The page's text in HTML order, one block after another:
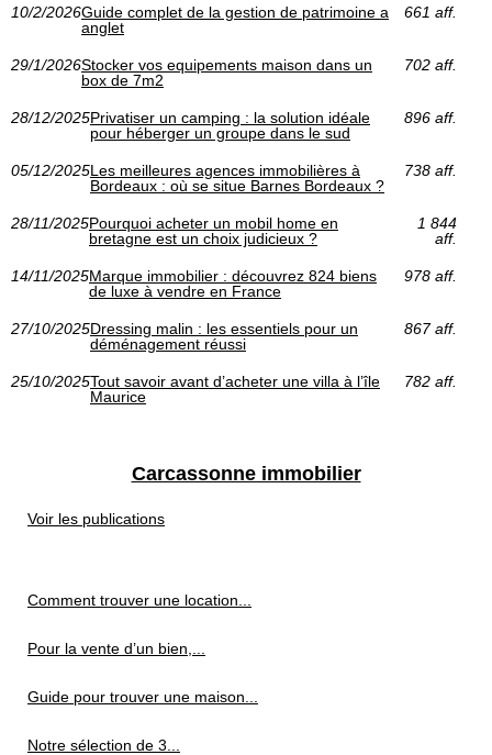
10/2/2026Guide complet de la gestion de patrimoine a
anglet
661 aff.
29/1/2026Stocker vos equipements maison dans un
box de 7m2
702 aff.
28/12/2025Privatiser un camping : la solution idéale
pour héberger un groupe dans le sud
896 aff.
05/12/2025Les meilleures agences immobilières à
Bordeaux : où se situe Barnes Bordeaux ?
738 aff.
28/11/2025Pourquoi acheter un mobil home en
bretagne est un choix judicieux ?
1 844
aff.
14/11/2025Marque immobilier : découvrez 824 biens
de luxe à vendre en France
978 aff.
27/10/2025Dressing malin : les essentiels pour un
déménagement réussi
867 aff.
25/10/2025Tout savoir avant d’acheter une villa à l’île
Maurice
782 aff.
Carcassonne immobilier
Voir les publications
Comment trouver une location...
Pour la vente d’un bien,...
Guide pour trouver une maison...
Notre sélection de 3...